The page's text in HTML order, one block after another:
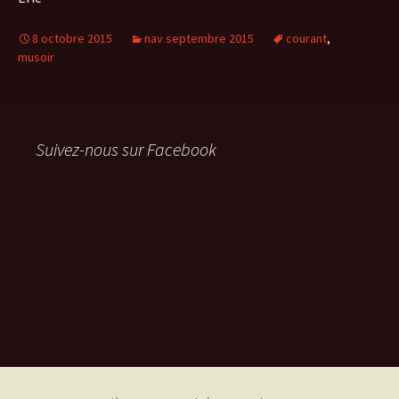
8 octobre 2015 nav septembre 2015 courant,
musoir
Suivez-nous sur Facebook